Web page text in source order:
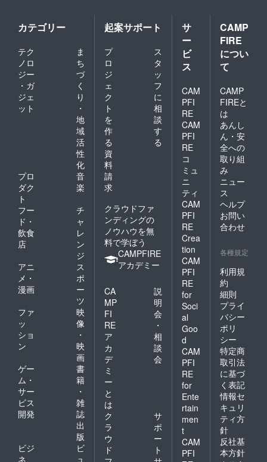
ク２番
街南通
り・カ
フェ英
国屋 な
ウォー
ク3番街
南通
り・カ
フェ英
国屋 な
んば本
社・ぼ
んくら
家 千日
前店・
大阪王
将難波
千日前
店・ぼ
んくら
店・普
通の食
堂 いわ
ま・ビ
ストロ
オリン
ク・野
菜串巻
き なる
とや ・
大阪産
(もん)料
理 空 な
んばこ
めじる
し店
2021.10
/19 現
ぷら た
ろじろ
う・も
つ無双
ゆまる
千日前
本店・
ダー・
新世界
串カツ
名店 小
鉄 千日
前店・
千日前
やすだ
や 本
店・カ
フェ英
国屋 な
んば
ウォー
街南通
り・カ
フェ英
国屋 な
んば
ウォー
ク3番街
り・カ
フェ英
国屋 な
んば本
社・ぼ
んくら
家 千日
前店・
大阪王
将難波
千日前
店・ぼ
んくら
家虎目
横丁
ます。
んまも
んバル
HPで確
認くだ
さい。
www.ba
r06.jp
舗も確
認でき
ます) ※
期限後
の使用
や返金
はでき
ません
のでご
了承く
ださ
い。 ※
バルチ
ケット
は特設
販売所
き換え
す。
ケット
の有効
間/2021
年 11月
12日
(金）13
14日
(日）イ
ベント
開催期
間 あ
とバル
表記の
あるお
店は11
月30日
(火）ま
で。ほ
んまも
んバル
HPで確
認くだ
www.ba
(参加店
舗も確
認でき
ます) ※
期限後
の使用
や返金
はでき
ません
のでご
了承く
ださ
い。 ※
バルチ
ケット
は特設
販売所
にて引
き換え
願いま
カテゴリー
テク
ノロ
ジー
・ガ
ジェ
ット
ま
ち
づ
く
り
・
地
域
活
性
化
プロ
ダク
ト
音
楽
フー
ド・
飲食
店
チ
ャ
レ
ン
ジ
アニ
メ・
漫画
ス
ポ
ー
ツ
ファ
ッ
ショ
ン
映
像
・
映
画
ゲー
ム・
サー
ビス
開発
書
籍
・
雑
誌
出
版
ビジ
ネ
ビ
ュ
起案サポート
プ
ロ
ジ
ェ
ク
ト
を
作
る
ス
タ
ッ
フ
に
相
談
す
る
資
料
請
求
クラウドファ
ンディングの
ノウハウを無
料で学ぼう
CAMPFIRE
アカデミー
CA
MP
FI
RE
ア
カ
デ
ミ
ー
と
は
説
明
会
・
相
談
会
ク
ラ
ウ
ド
サ
ポ
ー
ト
サ
ー
ビ
ス
CAM
PFI
RE
CAM
PFI
RE
コ
ミュ
ニ
ティ
CAM
PFI
RE
Crea
tion
CAM
PFI
RE
for
Soci
al
Goo
d
CAM
PFI
RE
for
Ente
rtain
men
t
CAM
PFI
CAMP
FIRE
につい
て
CAMP
FIREと
は
あんし
ん・安
全への
取り組
み
ニュー
ス
ヘルプ
お問い
合わせ
各種規定
利用規
約
細則
プライ
バシー
ポリ
シー
特定商
取引法
に基づ
く表記
情報セ
キュリ
ティ方
針
反社基
本方針